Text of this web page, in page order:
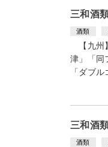
三和酒
酒類
【九州
津」「同
「ダブ
三和酒
酒類